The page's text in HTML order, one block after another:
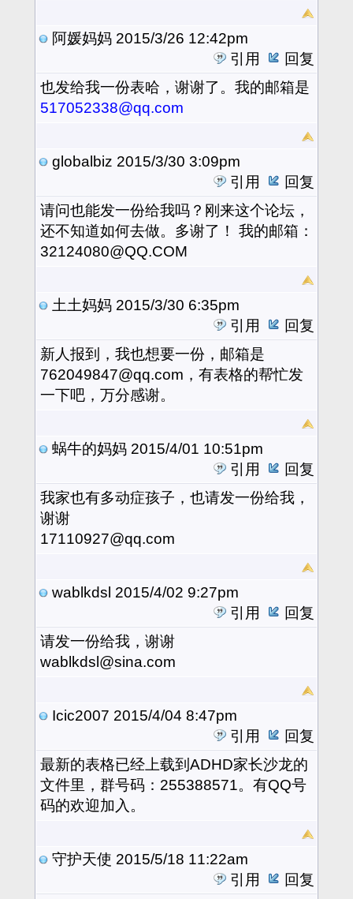
阿媛妈妈 2015/3/26 12:42pm
引用
回复
也发给我一份表哈，谢谢了。我的邮箱是
517052338@qq.com
globalbiz 2015/3/30 3:09pm
引用
回复
请问也能发一份给我吗？刚来这个论坛，
还不知道如何去做。多谢了！ 我的邮箱：
32124080@QQ.COM
土土妈妈 2015/3/30 6:35pm
引用
回复
新人报到，我也想要一份，邮箱是
762049847@qq.com，有表格的帮忙发
一下吧，万分感谢。
蜗牛的妈妈 2015/4/01 10:51pm
引用
回复
我家也有多动症孩子，也请发一份给我，
谢谢
17110927@qq.com
wablkdsl 2015/4/02 9:27pm
引用
回复
请发一份给我，谢谢
wablkdsl@sina.com
Icic2007 2015/4/04 8:47pm
引用
回复
最新的表格已经上载到ADHD家长沙龙的
文件里，群号码：255388571。有QQ号
码的欢迎加入。
守护天使 2015/5/18 11:22am
引用
回复